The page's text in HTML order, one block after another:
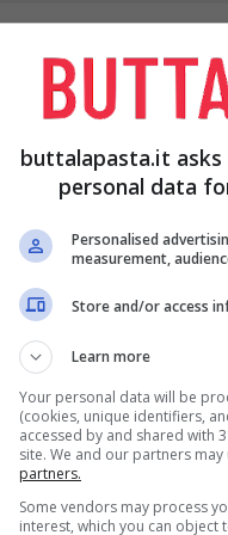
orzo solubile,
anche i cubetti di
ottenuto in
spruzzando del
dal 2008 al 2011,
buttalapasta.it
personal data
Personalised
measurement,
Store and/or access
Learn more
Your personal data will be
(cookies, unique identifiers,
accessed by and shared with
site. We and our partners
partners.
Some vendors may process
interest, which you can